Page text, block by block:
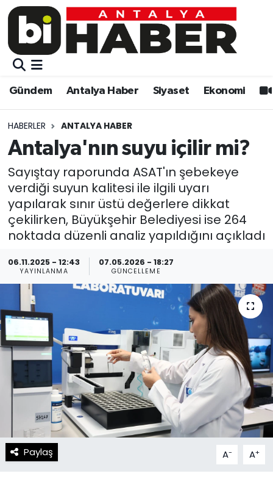
Gündem Antalya Haber Siyaset Ekonomi
HABERLER ANTALYA HABER
Antalya'nın suyu içilir mi?
Sayıştay raporunda ASAT'ın şebekeye
verdiği suyun kalitesi ile ilgili uyarı
yapılarak sınır üstü değerlere dikkat
çekilirken, Büyükşehir Belediyesi ise 264
noktada düzenli analiz yapıldığını açıkladı
06.11.2025 - 12:43
YAYINLANMA
07.05.2026 - 18:27
GÜNCELLEME
Paylaş A- A+
Gündem
Siyaset
Ekonomi
Video
Eğitim
Kültür-sanat
Sağlık
Spor
Teknoloji
Resmi İlanlar
Gündem
Siyaset
Eğitim
Ekonomi
Kültür-sanat
Sağlık
Spor
Teknoloji
Yaşam
Künye
Gizlilik Sözleşmesi
İletişim
Muratpaşa Nöbetçi Eczaneler
Muratpaşa Trafik Yoğunluk Haritası
Süper Lig Puan Durumu ve Fikstür
Tüm Manşetler
Son Dakika Haberleri
Haber Arşivi